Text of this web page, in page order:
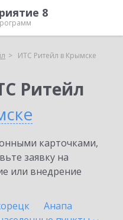
8
ИТС Ритейл в Крымске
Ритейл
карточками,
заявку на
или внедрение
Анапа